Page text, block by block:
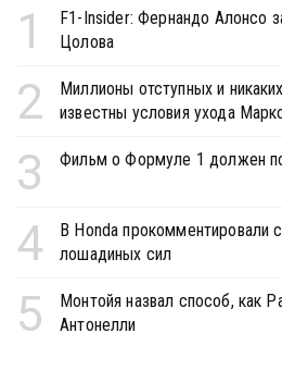
1
F1-Insider: Фернандо Алонсо
Цолова
2
Миллионы отступных и
известны условия ухода
3 Фильм о Формуле 1 должен
4
В Honda прокомментировали
лошадиных сил
5
Монтойя назвал способ, как
Антонелли